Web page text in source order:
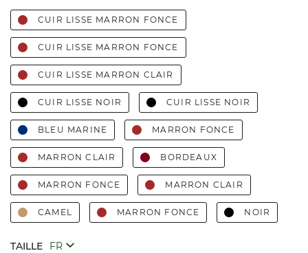
CUIR LISSE MARRON FONCE
CUIR LISSE MARRON FONCE
CUIR LISSE MARRON CLAIR
CUIR LISSE NOIR CUIR LISSE NOIR
BLEU MARINE MARRON FONCE
MARRON CLAIR BORDEAUX
MARRON FONCE MARRON CLAIR
CAMEL MARRON FONCE NOIR
TAILLE